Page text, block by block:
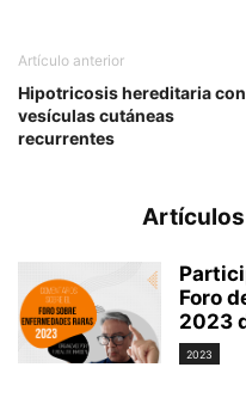
Artículo anterior
Hipotricosis hereditaria con
vesículas cutáneas
recurrentes
Foro
2023
2023